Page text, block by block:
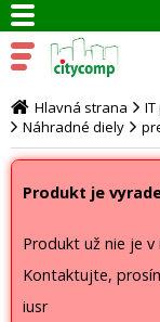
Hlavná strana
Náhradné diely
Produkt je
Produkt už nie je v
Kontaktujte,
iusr